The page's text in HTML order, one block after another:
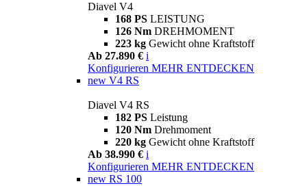
Diavel V4
168 PS LEISTUNG
126 Nm DREHMOMENT
223 kg Gewicht ohne Kraftstoff
Ab 27.890 € i
Konfigurieren MEHR ENTDECKEN
new V4 RS
Diavel V4 RS
182 PS Leistung
120 Nm Drehmoment
220 kg Gewicht ohne Kraftstoff
Ab 38.990 € i
Konfigurieren MEHR ENTDECKEN
new RS 100